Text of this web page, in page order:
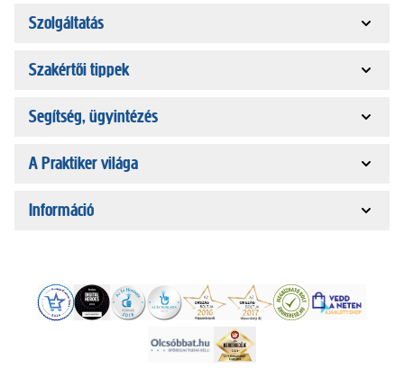
Szolgáltatás
Szakértői tippek
Segítség, ügyintézés
A Praktiker világa
Információ